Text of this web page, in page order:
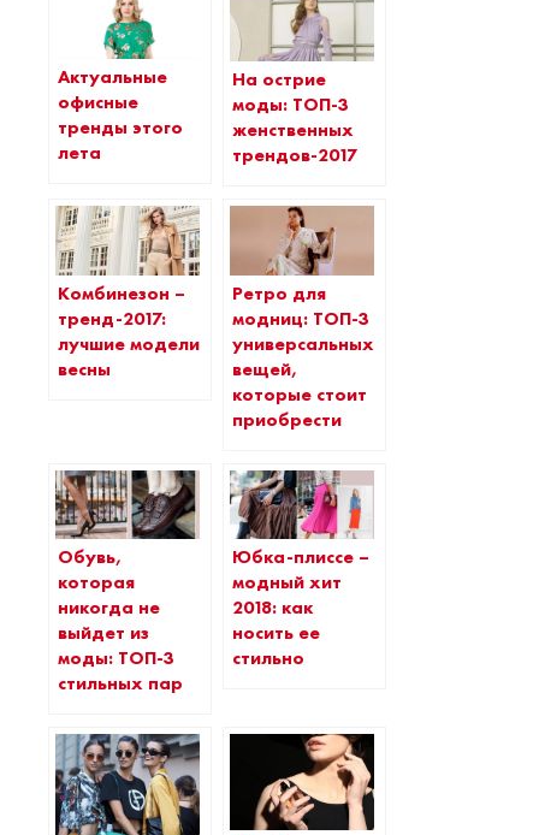
Актуальные
офисные
тренды этого
лета
На острие
моды: ТОП-3
женственных
трендов-2017
Комбинезон –
тренд-2017:
лучшие модели
весны
Ретро для
модниц: ТОП-3
универсальных
вещей,
которые стоит
приобрести
Обувь,
которая
никогда не
выйдет из
моды: ТОП-3
стильных пар
Юбка-плиссе –
модный хит
2018: как
носить ее
стильно